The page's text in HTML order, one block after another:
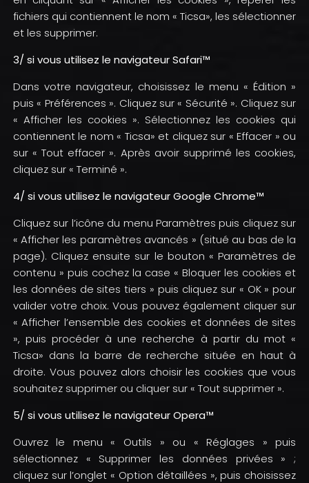
fichiers qui contiennent le nom « Ticsa», les sélectionner
et les supprimer.
3/ si vous utilisez le navigateur Safari™
Dans votre navigateur, choisissez le menu « Édition »
puis « Préférences ». Cliquez sur « Sécurité ». Cliquez sur
« Afficher les cookies ». Sélectionnez les cookies qui
contiennent le nom « Ticsa» et cliquez sur « Effacer » ou
sur « Tout effacer ». Après avoir supprimé les cookies,
cliquez sur « Terminé ».
4/ si vous utilisez le navigateur Google Chrome™
Cliquez sur l’icône du menu Paramètres puis cliquez sur
« Afficher les paramètres avancés » (situé au bas de la
page). Cliquez ensuite sur le bouton « Paramètres de
contenu » puis cochez la case « Bloquer les cookies et
les données de sites tiers » puis cliquez sur « OK » pour
valider votre choix. Vous pouvez également cliquer sur
« Afficher l’ensemble des cookies et données de sites
», puis procéder à une recherche à partir du mot «
Ticsa» dans la barre de recherche située en haut à
droite. Vous pouvez alors choisir les cookies que vous
souhaitez supprimer ou cliquer sur « Tout supprimer ».
5/ si vous utilisez le navigateur Opera™
Ouvrez le menu « Outils » ou « Réglages » puis
sélectionnez « Supprimer les données privées » ;
cliquez sur l’onglet « Option détaillées », puis choisissez